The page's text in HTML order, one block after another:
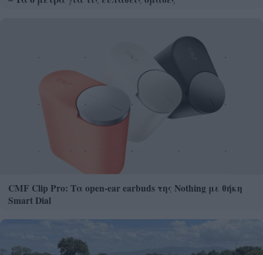
CMF Clip Pro: Τα open-ear earbuds της Nothing με θήκη
Smart Dial